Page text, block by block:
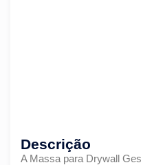
Descrição
A Massa para Drywall